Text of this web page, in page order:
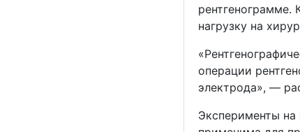
рентгенограмме.
нагрузку на
операции
электрода», —
Эксперименты на